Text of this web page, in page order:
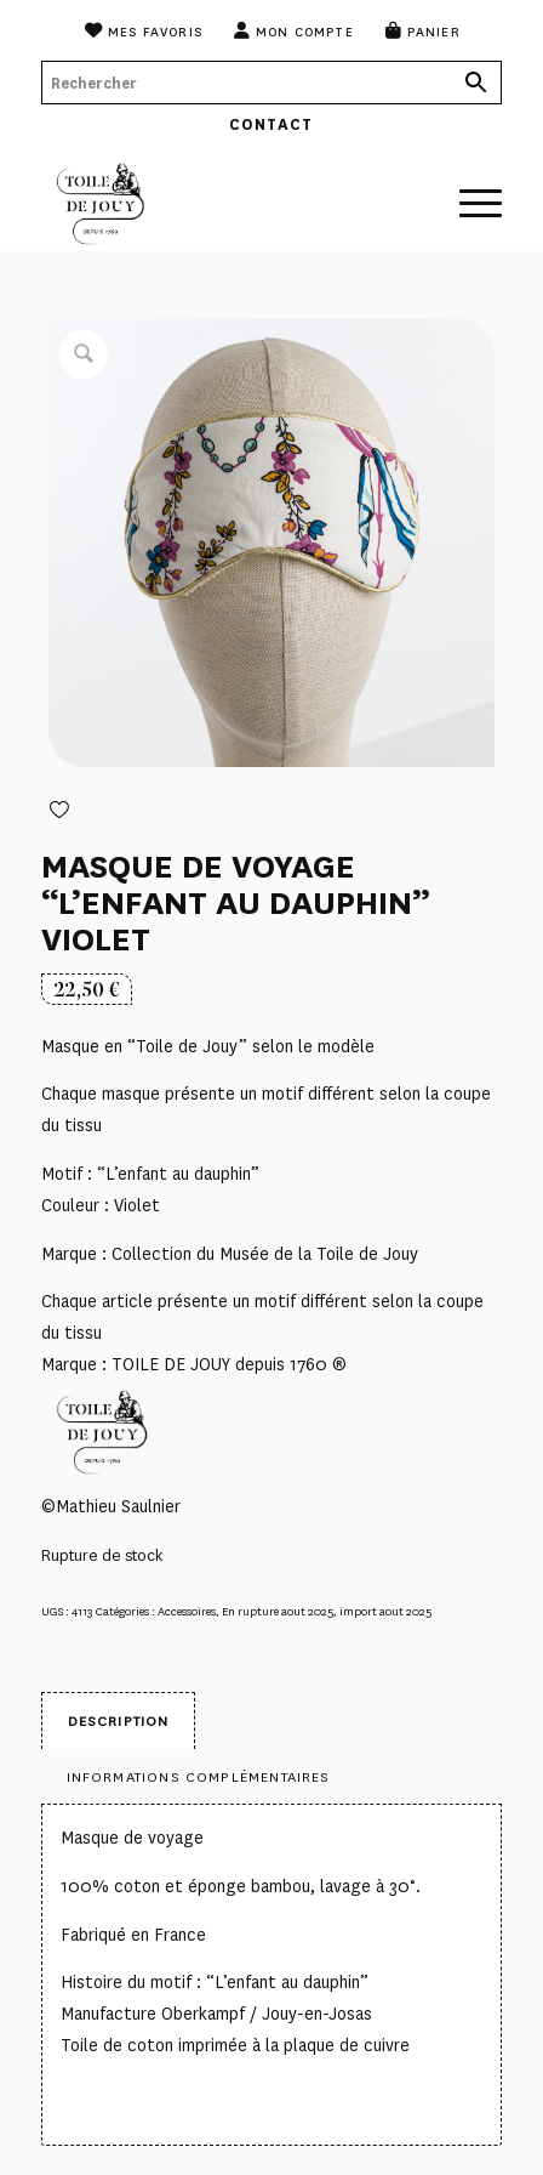
MES FAVORIS MON COMPTE PANIER
CONTACT
MASQUE DE VOYAGE
“L’ENFANT AU DAUPHIN”
VIOLET
22,50€
Masque en “Toile de Jouy” selon le modèle
Chaque masque présente un motif différent selon la coupe
du tissu
Motif : “L’enfant au dauphin”
Couleur : Violet
Marque : Collection du Musée de la Toile de Jouy
Chaque article présente un motif différent selon la coupe
du tissu
Marque : TOILE DE JOUY depuis 1760 ®
©Mathieu Saulnier
Rupture de stock
UGS :4113 Catégories :Accessoires, En rupture aout 2025, import aout 2025
DESCRIPTION
INFORMATIONS COMPLÉMENTAIRES
Masque de voyage
100% coton et éponge bambou, lavage à 30°.
Fabriqué en France
Histoire du motif : “L’enfant au dauphin”
Manufacture Oberkampf / Jouy-en-Josas
Toile de coton imprimée à la plaque de cuivre